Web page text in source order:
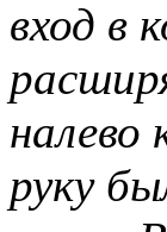
вход в
налево
руку